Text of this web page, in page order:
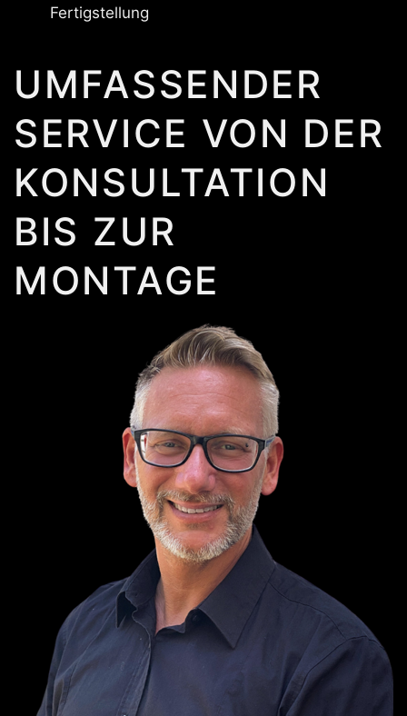
Fertigstellung
UMFASSENDER
SERVICE VON DER
KONSULTATION
BIS ZUR
MONTAGE